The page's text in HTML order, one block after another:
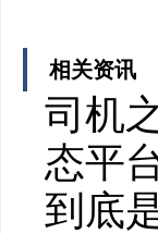
相关资讯
司机
态平
到底